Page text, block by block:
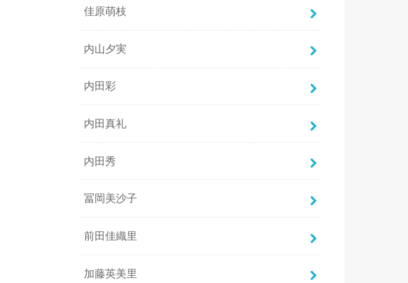
佳原萌枝
内山夕実
内田彩
内田真礼
内田秀
冨岡美沙子
前田佳織里
加藤英美里